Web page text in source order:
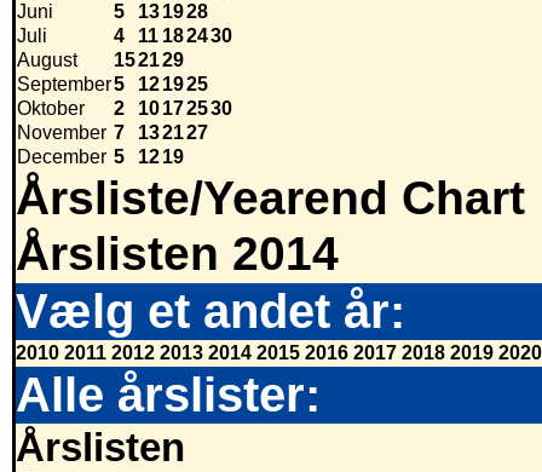
Juni
5 131928
Juli
4 11 182430
August
152129
September5 121925
Oktober
2 10172530
November 7 132127
December 5 1219
Årsliste/Yearend Chart
Årslisten 2014
Vælg et andet år:
2010 2011 2012 2013 2014 2015 2016 2017 2018 2019 2020
Alle årslister:
Årslisten